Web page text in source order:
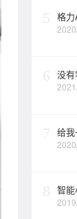
格
没有
给
智